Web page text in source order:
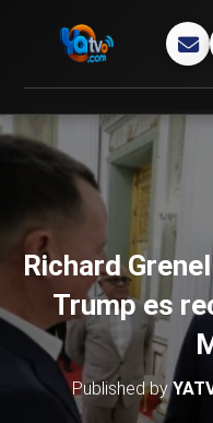
Richard
Trump es
Published by